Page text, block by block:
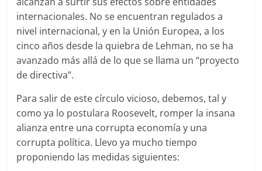
internacionales. No se encuentran regulados a
nivel internacional, y en la Unión Europea, a los
cinco años desde la quiebra de Lehman, no se ha
avanzado más allá de lo que se llama un “proyecto
de directiva”.
Para salir de este círculo vicioso, debemos, tal y
como ya lo postulara Roosevelt, romper la insana
alianza entre una corrupta economía y una
corrupta política. Llevo ya mucho tiempo
proponiendo las medidas siguientes: